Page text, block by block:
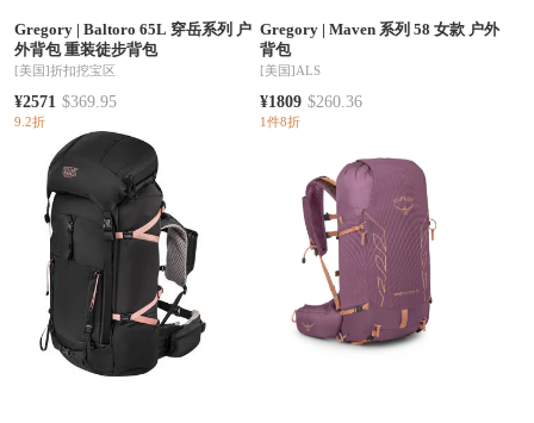
Gregory| Baltoro 65L 穿岳系列 户
外背包 重装徒步背包
[美国]折扣挖宝区
¥2571 $369.95
9.2折
Gregory |Maven 系列 58 女款 户外
背包
[美国]ALS
¥1809 $260.36
1件8折